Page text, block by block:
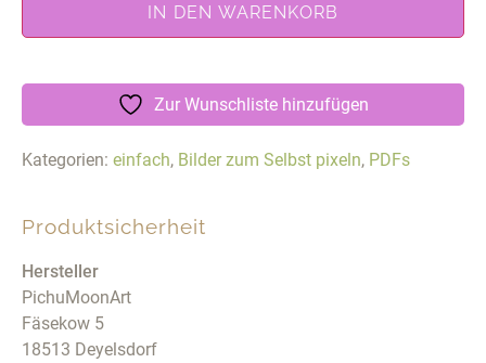
IN DEN WARENKORB
Zur Wunschliste hinzufügen
Kategorien: einfach, Bilder zum Selbst pixeln, PDFs
Produktsicherheit
Hersteller
PichuMoonArt
Fäsekow 5
18513 Deyelsdorf